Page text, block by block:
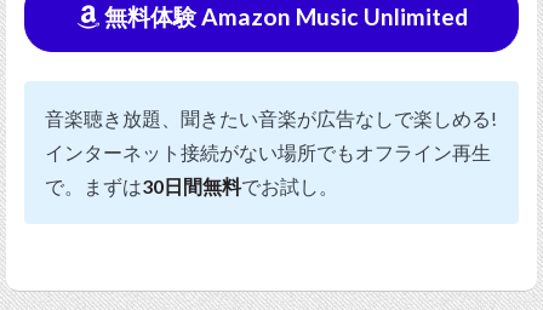
無料体験 Amazon Music Unlimited
音楽聴き放題、聞きたい音楽が広告なしで楽しめる!
インターネット接続がない場所でもオフライン再生
で。まずは30日間無料でお試し。